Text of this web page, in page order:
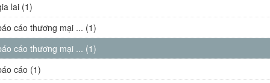
lai (1)
cáo thương mại ... (1)
cáo thương mại ... (1)
cáo (1)